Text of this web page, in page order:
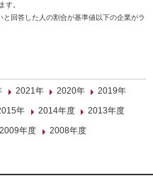
す。
回答した人の割合が基準値以下の企業がラ
2021年 2020年
2019年
年 2014年度
2013年度
2009年度 2008年度